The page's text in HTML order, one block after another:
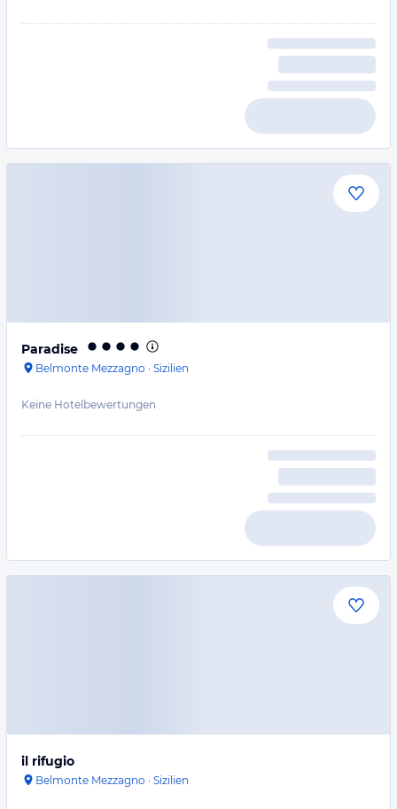
Paradise
Belmonte Mezzagno · Sizilien
Keine Hotelbewertungen
il rifugio
Belmonte Mezzagno · Sizilien